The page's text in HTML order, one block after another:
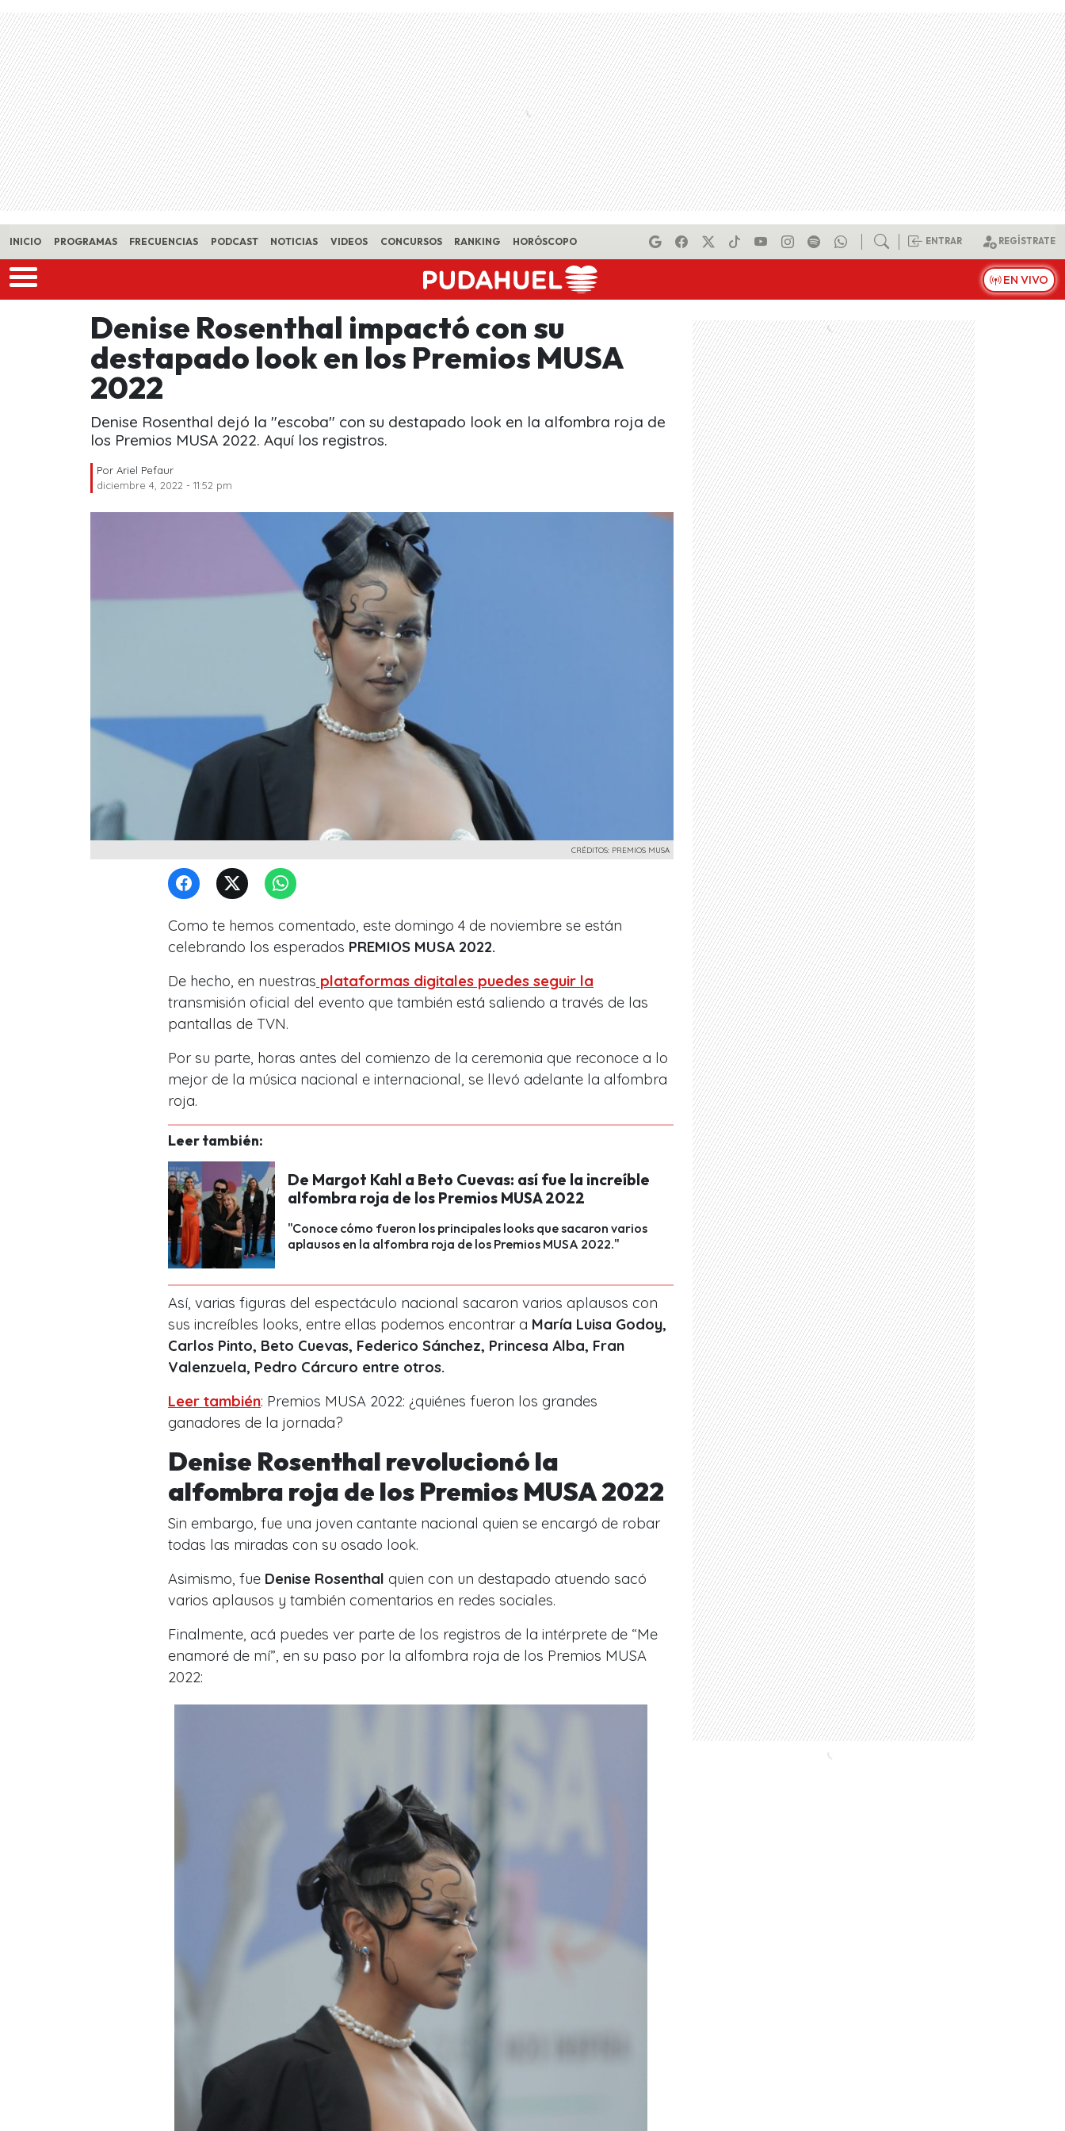
Skip to main content
INICIO PROGRAMAS FRECUENCIAS PODCAST NOTICIAS VIDEOS CONCURSOS RANKING HORÓSCOPO ENTRAR REGÍSTRATE
EN VIVO
Denise Rosenthal impactó con su
destapado look en los Premios MUSA
2022
Denise Rosenthal dejó la "escoba" con su destapado look en la alfombra roja de
los Premios MUSA 2022. Aquí los registros.
Por Ariel Pefaur
diciembre 4, 2022 - 11:52 pm
CRÉDITOS: PREMIOS MUSA
Como te hemos comentado, este domingo 4 de noviembre se están
celebrando los esperados PREMIOS MUSA 2022.
De hecho, en nuestras plataformas digitales puedes seguir la
transmisión oficial del evento que también está saliendo a través de las
pantallas de TVN.
Por su parte, horas antes del comienzo de la ceremonia que reconoce a lo
mejor de la música nacional e internacional, se llevó adelante la alfombra
roja.
Leer también:
De Margot Kahl a Beto Cuevas: así fue la increíble
alfombra roja de los Premios MUSA 2022
"Conoce cómo fueron los principales looks que sacaron varios
aplausos en la alfombra roja de los Premios MUSA 2022."
Así, varias figuras del espectáculo nacional sacaron varios aplausos con
sus increíbles looks, entre ellas podemos encontrar a María Luisa Godoy,
Carlos Pinto, Beto Cuevas, Federico Sánchez, Princesa Alba, Fran
Valenzuela, Pedro Cárcuro entre otros.
Leer también: Premios MUSA 2022: ¿quiénes fueron los grandes
ganadores de la jornada?
Denise Rosenthal revolucionó la
alfombra roja de los Premios MUSA 2022
Sin embargo, fue una joven cantante nacional quien se encargó de robar
todas las miradas con su osado look.
Asimismo, fue Denise Rosenthal quien con un destapado atuendo sacó
varios aplausos y también comentarios en redes sociales.
Finalmente, acá puedes ver parte de los registros de la intérprete de “Me
enamoré de mí”, en su paso por la alfombra roja de los Premios MUSA
2022: